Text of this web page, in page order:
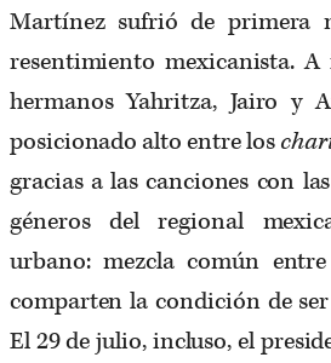
Martínez sufrió de primera
resentimiento mexicanista. A
hermanos Yahritza, Jairo y
posicionado alto entre los
gracias a las canciones con
géneros del regional
urbano: mezcla común
comparten la condición de
El 29 de julio, incluso, el